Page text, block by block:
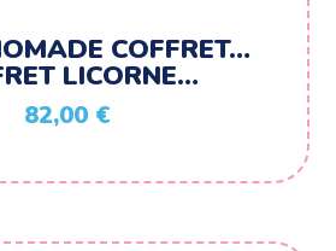
COFFRET…
LICORNE…
82,00 €